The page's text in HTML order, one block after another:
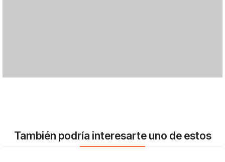
También podría interesarte uno de estos